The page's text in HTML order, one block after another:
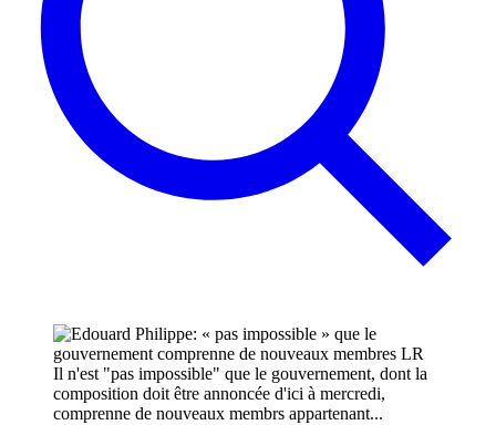
Il n'est "pas impossible" que le gouvernement, dont la
composition doit être annoncée d'ici à mercredi,
comprenne de nouveaux membrs appartenant...